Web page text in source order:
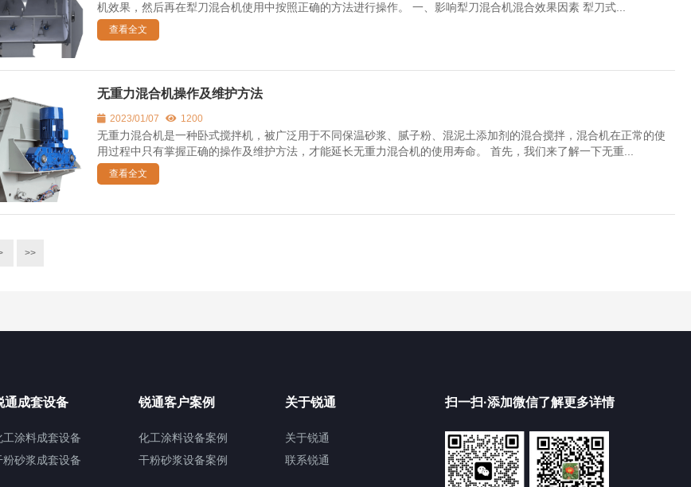
机效果，然后再在犁刀混合机使用中按照正确的方法进行操作。 一、影响犁刀混合机混合效果因素 犁刀式...
查看全文
无重力混合机操作及维护方法
2023/01/07 1200
无重力混合机是一种卧式搅拌机，被广泛用于不同保温砂浆、腻子粉、混泥土添加剂的混合搅拌，混合机在正常的使
用过程中只有掌握正确的操作及维护方法，才能延长无重力混合机的使用寿命。 首先，我们来了解一下无重...
查看全文
>>
通成套设备
工涂料成套设备
粉砂浆成套设备
锐通客户案例
化工涂料设备案例
干粉砂浆设备案例
关于锐通
关于锐通
联系锐通
扫一扫·添加微信了解更多详情